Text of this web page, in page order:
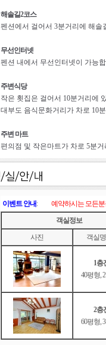
해솔길2코스
펜션에서 걸어서 3분거리에 해솔
무선인터넷
펜션 내에서 무선인터넷이 가능
주변식당
작은 횟집은 걸어서 10분거리에
대부도 음식문화거리가 차로 10
주변 마트
편의점 및 작은마트가 차로 5분
이벤트 안내: 예약하시는 모든분
객실정보
사진
객실
1층
40평형,
2층
60평형,